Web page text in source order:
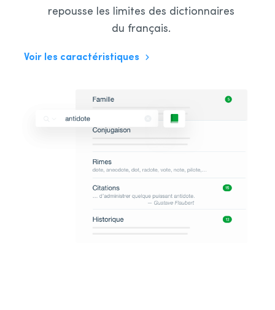
repousse les limites des dictionnaires
du français.
Voir les caractéristiques